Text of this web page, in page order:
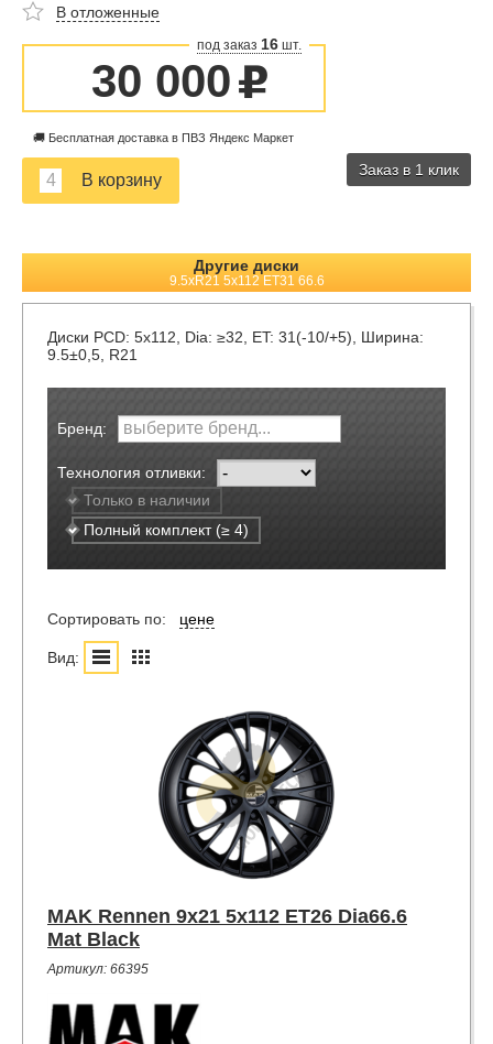
В отложенные
под заказ 16 шт.
30 000u
🚚 Бесплатная доставка в ПВЗ Яндекс Маркет
Заказ в 1 клик
Другие диски
9.5xR21 5x112 ET31 66.6
Диски PCD: 5x112, Dia: ≥32, ET: 31(-10/+5), Ширина:
9.5±0,5, R21
Бренд:
Технология отливки:
Только в наличии
Полный комплект (≥ 4)
Сортировать по: цене
Вид:
MAK Rennen 9x21 5x112 ET26 Dia66.6
Mat Black
Артикул: 66395